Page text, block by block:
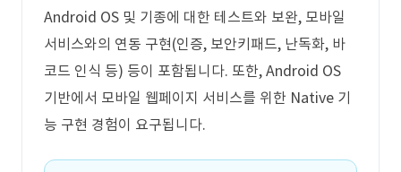
Android OS 및 기종에 대한 테스트와 보완, 모바일
서비스와의 연동 구현(인증, 보안키패드, 난독화, 바
코드 인식 등) 등이 포함됩니다. 또한, Android OS
기반에서 모바일 웹페이지 서비스를 위한 Native 기
능 구현 경험이 요구됩니다.